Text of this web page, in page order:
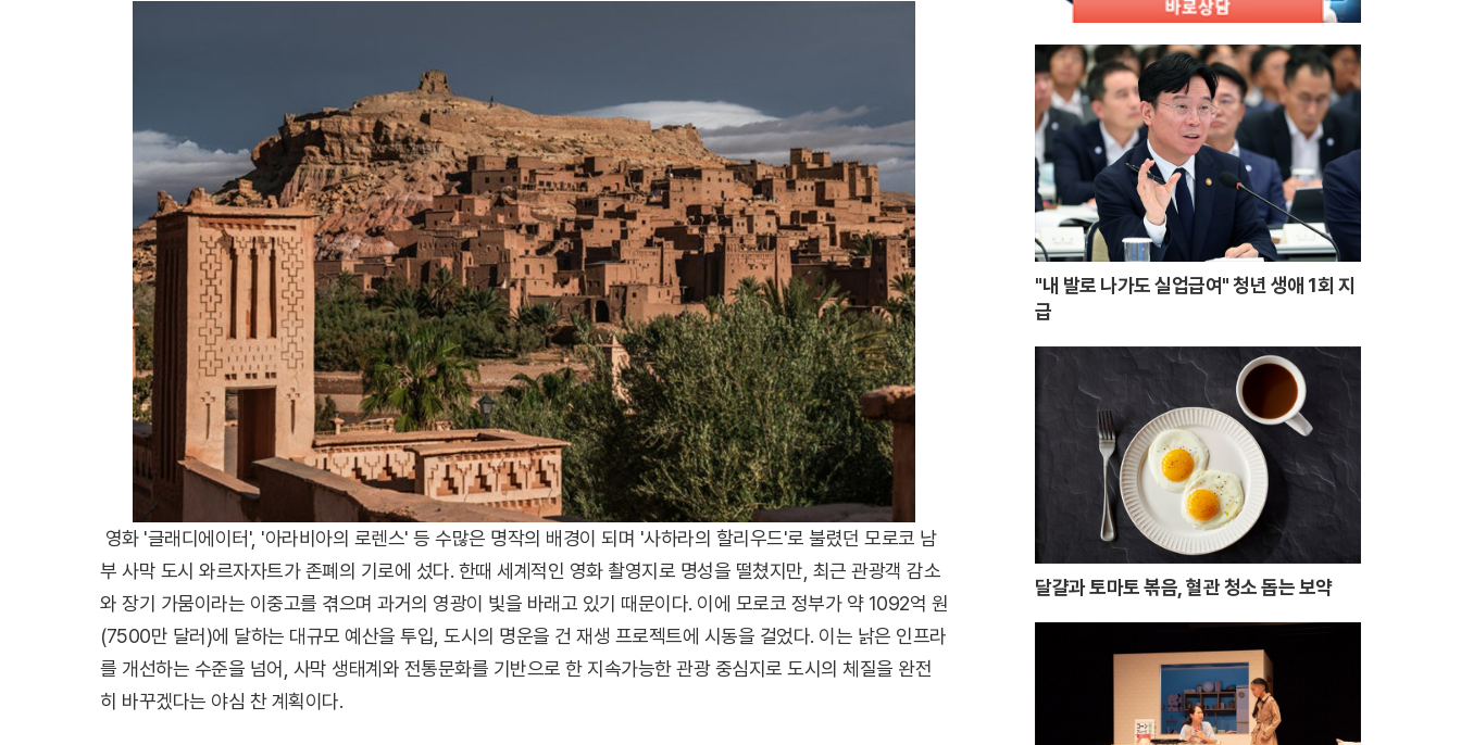
영화 '글래디에이터', '아라비아의 로렌스' 등 수많은 명작의 배경이 되며 '사하라의 할리우드'로 불렸던 모로코 남
부 사막 도시 와르자자트가 존폐의 기로에 섰다. 한때 세계적인 영화 촬영지로 명성을 떨쳤지만, 최근 관광객 감소
와 장기 가뭄이라는 이중고를 겪으며 과거의 영광이 빛을 바래고 있기 때문이다. 이에 모로코 정부가 약 1092억 원
(7500만 달러)에 달하는 대규모 예산을 투입, 도시의 명운을 건 재생 프로젝트에 시동을 걸었다. 이는 낡은 인프라
를 개선하는 수준을 넘어, 사막 생태계와 전통문화를 기반으로 한 지속가능한 관광 중심지로 도시의 체질을 완전
히 바꾸겠다는 야심 찬 계획이다.
"내 발로 나가도 실업급여" 청년 생애 1회 지
급
달걀과 토마토 볶음, 혈관 청소 돕는 보약